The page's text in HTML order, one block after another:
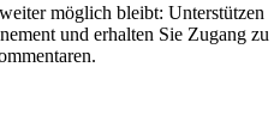
möglich bleibt: Unterstützen
und erhalten Sie Zugang zu